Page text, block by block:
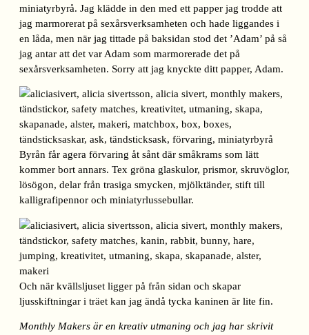
miniatyrbyrå. Jag klädde in den med ett papper jag trodde att
jag marmorerat på sexårsverksamheten och hade liggandes i
en låda, men när jag tittade på baksidan stod det ’Adam’ på så
jag antar att det var Adam som marmorerade det på
sexårsverksamheten. Sorry att jag knyckte ditt papper, Adam.
Byrån får agera förvaring åt sånt där småkrams som lätt
kommer bort annars. Tex gröna glaskulor, prismor, skruvöglor,
lösögon, delar från trasiga smycken, mjölktänder, stift till
kalligrafipennor och miniatyrlussebullar.
Och när kvällsljuset ligger på från sidan och skapar
ljusskiftningar i träet kan jag ändå tycka kaninen är lite fin.
Monthly Makers är en kreativ utmaning och jag har skrivit